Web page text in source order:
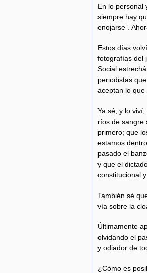
En lo personal
siempre hay
enojarse”.
Estos días
fotografías del
Social
periodistas
aceptan lo que
Ya sé, y lo
ríos de sangre
primero; que
estamos
pasado el
y que el
constitucional
También sé
vía sobre la
Últimamente
olvidando el
y odiador de
¿Cómo es